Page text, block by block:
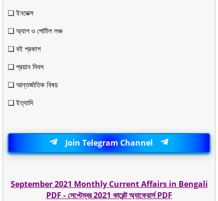
❏ ইনডেক্স
❏ অ্যাপ ও পোর্টাল লঞ্চ
❏ বই প্রকাশ
❏ প্রয়ান দিবস
❏ আন্তর্জাতিক বিষয়
❏ ইত্যাদি
Join Telegram Channel
September 2021 Monthly Current Affairs in Bengali
PDF - সেপ্টেম্বর 2021 কারেন্ট অ্যাফেয়ার্স PDF